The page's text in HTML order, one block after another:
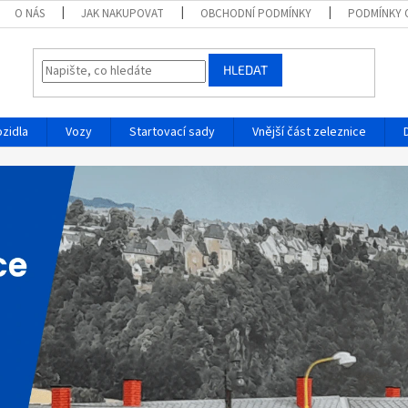
O NÁS JAK NAKUPOVAT OBCHODNÍ PODMÍNKY PODMÍNKY
HLEDAT
Vozy Startovací sady Vnější část zeleznice